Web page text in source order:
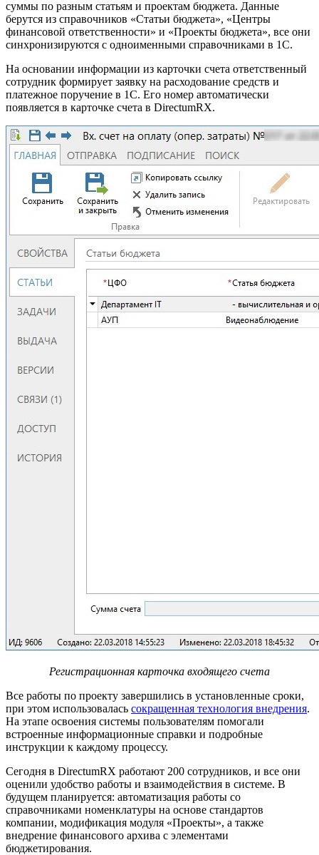
суммы по разным статьям и проектам бюджета. Данные
берутся из справочников «Статьи бюджета», «Центры
финансовой ответственности» и «Проекты бюджета», все они
синхронизируются с одноименными справочниками в 1С.
На основании информации из карточки счета ответственный
сотрудник формирует заявку на расходование средств и
платежное поручение в 1C. Его номер автоматически
появляется в карточке счета в DirectumRX.
Регистрационная карточка входящего счета
Все работы по проекту завершились в установленные сроки,
при этом использовалась сокращенная технология внедрения.
На этапе освоения системы пользователям помогали
встроенные информационные справки и подробные
инструкции к каждому процессу.
Сегодня в DirectumRX работают 200 сотрудников, и все они
оценили удобство работы и взаимодействия в системе. В
будущем планируется: автоматизация работы со
справочниками номенклатуры на основе стандартов
компании, модификация модуля «Проекты», а также
внедрение финансового архива с элементами
бюджетирования.